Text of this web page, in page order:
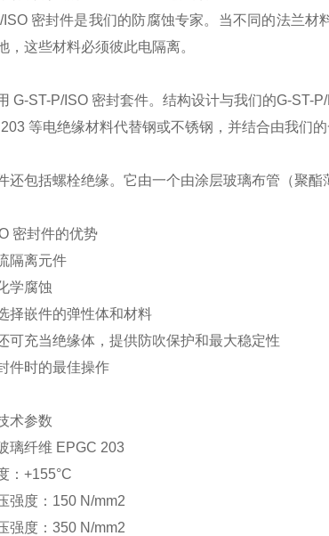
ISO 密封件是我们的防腐蚀专家。当不同的法兰
，这些材料必须彼此电隔离。
G-ST-P/ISO 密封套件。结构设计与我们的G-ST-
等电绝缘材料代替钢或不锈钢，并结合由我们的
还包括螺栓绝缘。它由一个由涂层玻璃布管（聚
密封件的优势
隔离元件
学腐蚀
择嵌件的弹性体和材料
可充当绝缘体，提供防吹保护和最大稳定性
件时的最佳操作
术参数
璃纤维 EPGC 203
：+155°C
强度：150 N/mm2
强度：350 N/mm2